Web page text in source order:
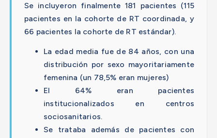
Se incluyeron finalmente 181 pacientes (115
pacientes en la cohorte de RT coordinada, y
66 pacientes la cohorte de RT estándar).
La edad media fue de 84 años, con una
distribución por sexo mayoritariamente
femenina (un 78,5% eran mujeres)
El 64% eran pacientes
institucionalizados en centros
sociosanitarios.
Se trataba además de pacientes con